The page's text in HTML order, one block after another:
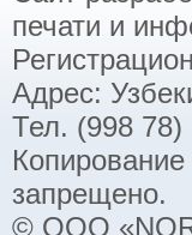
печати и
Адрес:
Тел. (998 78)
запрещено.
© ООО